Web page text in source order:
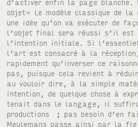
objet» Le modèle classique de la
une idée qu’on va exécuter de
l’objet final sera réussi s’il est
l’intention initiale. Si
l’art est consacré à la
rapidement qu’inverser ce
pas, puisque cela revient à
au vouloir dire, à la simple
intention, de quelque chose à
tenait dans le langage, il
productions ; pas besoin d’en
Meulemans passe ainsi par la